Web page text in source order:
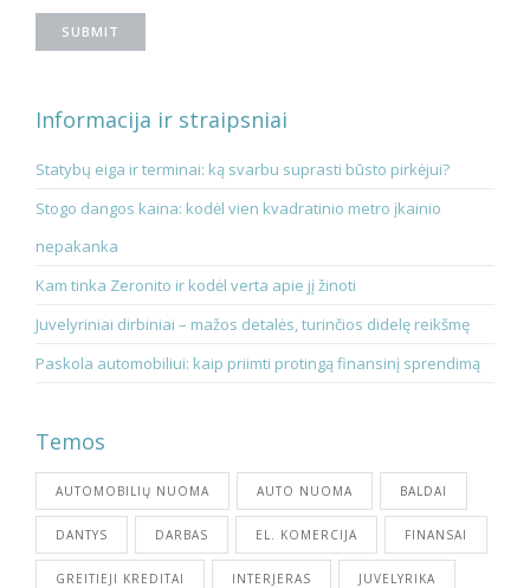
Informacija ir straipsniai
Statybų eiga ir terminai: ką svarbu suprasti būsto pirkėjui?
Stogo dangos kaina: kodėl vien kvadratinio metro įkainio
nepakanka
Kam tinka Zeronito ir kodėl verta apie jį žinoti
Juvelyriniai dirbiniai – mažos detalės, turinčios didelę reikšmę
Paskola automobiliui: kaip priimti protingą finansinį sprendimą
Temos
AUTOMOBILIŲ NUOMA AUTO NUOMA BALDAI
DANTYS DARBAS EL. KOMERCIJA FINANSAI
GREITIEJI KREDITAI INTERJERAS JUVELYRIKA